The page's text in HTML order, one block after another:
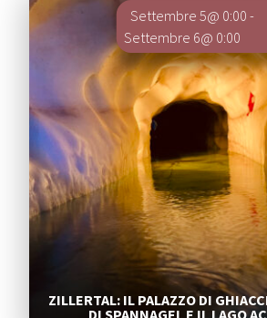
ZILLERTAL: IL PALAZZO DI
Segnalati
Settembre 5@ 0:00 -
Settembre 6@ 0:00